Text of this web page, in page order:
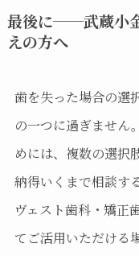
最後に──武蔵小
えの方へ
歯を失った場合の選
の一つに過ぎません
めには、複数の選択
納得いくまで相談す
ヴェスト歯科・矯正
てご活用いただける